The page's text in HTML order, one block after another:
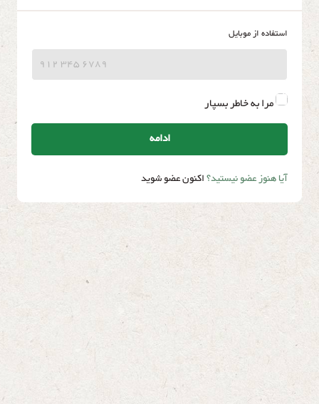
استفاده از موبایل
مرا به خاطر بسپار
ادامه
آیا هنوز عضو نیستید؟اکنون عضو شوید